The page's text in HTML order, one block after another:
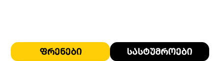
ᲤᲠᲔᲜᲔᲑᲘ ᲡᲐᲡᲢᲣᲛᲠᲝᲔᲑᲘ